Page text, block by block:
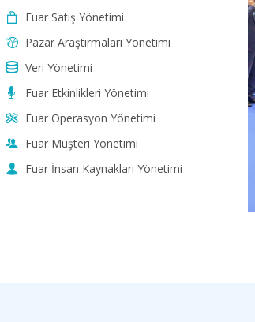
Fuar Satış Yönetimi
Pazar Araştırmaları Yönetimi
Veri Yönetimi
Fuar Etkinlikleri Yönetimi
Fuar Operasyon Yönetimi
Fuar Müşteri Yönetimi
Fuar İnsan Kaynakları Yönetimi